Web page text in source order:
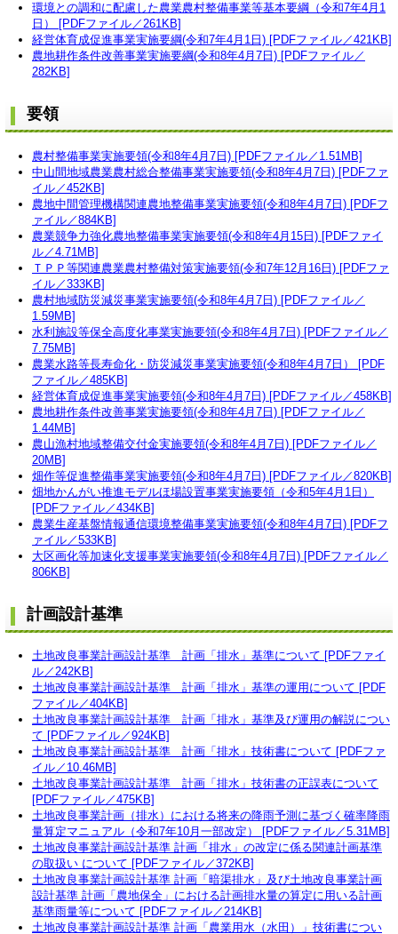
環境との調和に配慮した農業農村整備事業等基本要綱（令和7年4月1
日） [PDFファイル／261KB]
経営体育成促進事業実施要綱(令和7年4月1日) [PDFファイル／421KB]
農地耕作条件改善事業実施要綱(令和8年4月7日) [PDFファイル／
282KB]
要領
農村整備事業実施要領(令和8年4月7日) [PDFファイル／1.51MB]
中山間地域農業農村総合整備事業実施要領(令和8年4月7日) [PDFファ
イル／452KB]
農地中間管理機構関連農地整備事業実施要領(令和8年4月7日) [PDFフ
ァイル／884KB]
農業競争力強化農地整備事業実施要領(令和8年4月15日) [PDFファイ
ル／4.71MB]
ＴＰＰ等関連農業農村整備対策実施要領(令和7年12月16日) [PDFファ
イル／333KB]
農村地域防災減災事業実施要領(令和8年4月7日) [PDFファイル／
1.59MB]
水利施設等保全高度化事業実施要領(令和8年4月7日) [PDFファイル／
7.75MB]
農業水路等長寿命化・防災減災事業実施要領(令和8年4月7日） [PDF
ファイル／485KB]
経営体育成促進事業実施要領(令和8年4月7日) [PDFファイル／458KB]
農地耕作条件改善事業実施要領(令和8年4月7日) [PDFファイル／
1.44MB]
農山漁村地域整備交付金実施要領(令和8年4月7日) [PDFファイル／
20MB]
畑作等促進整備事業実施要領(令和8年4月7日) [PDFファイル／820KB]
畑地かんがい推進モデルほ場設置事業実施要領（令和5年4月1日）
[PDFファイル／434KB]
農業生産基盤情報通信環境整備事業実施要領(令和8年4月7日) [PDFフ
ァイル／533KB]
大区画化等加速化支援事業実施要領(令和8年4月7日) [PDFファイル／
806KB]
計画設計基準
土地改良事業計画設計基準 計画「排水」基準について [PDFファイ
ル／242KB]
土地改良事業計画設計基準 計画「排水」基準の運用について [PDF
ファイル／404KB]
土地改良事業計画設計基準 計画「排水」基準及び運用の解説につい
て [PDFファイル／924KB]
土地改良事業計画設計基準 計画「排水」技術書について [PDFファ
イル／10.46MB]
土地改良事業計画設計基準 計画「排水」技術書の正誤表について
[PDFファイル／475KB]
土地改良事業計画（排水）における将来の降雨予測に基づく確率降雨
量算定マニュアル（令和7年10月一部改定） [PDFファイル／5.31MB]
土地改良事業計画設計基準 計画「排水」の改定に係る関連計画基準
の取扱い について [PDFファイル／372KB]
土地改良事業計画設計基準 計画「暗渠排水」及び土地改良事業計画
設計基準 計画「農地保全」における計画排水量の算定に用いる計画
基準雨量等について [PDFファイル／214KB]
土地改良事業計画設計基準 計画「農業用水（水田）」技術書につい